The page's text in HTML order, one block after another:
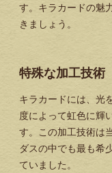
す。キラカードの魅
きましょう。
特殊な加工技術
キラカードには、光
度によって虹色に輝
す。この加工技術は
ダスの中でも最も希
ていました。